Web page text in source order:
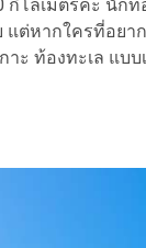
กิโลเมตรค่ะ นัก
แต่หากใครที่อย
ะ ท้องทะเล แบบ